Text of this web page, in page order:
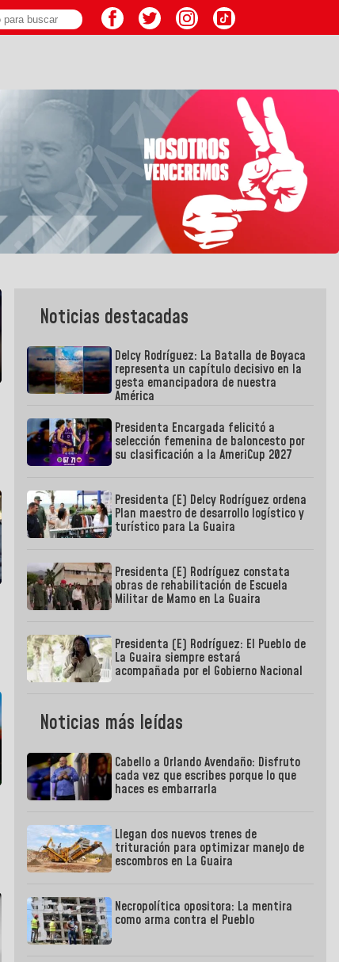
Noticias destacadas
Delcy Rodríguez: La Batalla de Boyaca
representa un capítulo decisivo en la
gesta emancipadora de nuestra
América
Presidenta Encargada felicitó a
selección femenina de baloncesto por
su clasificación a la AmeriCup 2027
Presidenta (E) Delcy Rodríguez ordena
Plan maestro de desarrollo logístico y
turístico para La Guaira
Presidenta (E) Rodríguez constata
obras de rehabilitación de Escuela
Militar de Mamo en La Guaira
Presidenta (E) Rodríguez: El Pueblo de
La Guaira siempre estará
acompañada por el Gobierno Nacional
Noticias más leídas
Cabello a Orlando Avendaño: Disfruto
cada vez que escribes porque lo que
haces es embarrarla
Llegan dos nuevos trenes de
trituración para optimizar manejo de
escombros en La Guaira
Necropolítica opositora: La mentira
como arma contra el Pueblo